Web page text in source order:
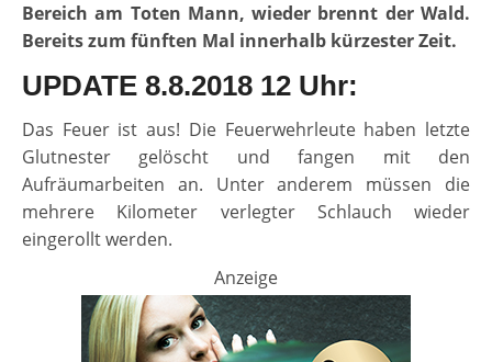
Bereich am Toten Mann, wieder brennt der Wald.
Bereits zum fünften Mal innerhalb kürzester Zeit.
UPDATE 8.8.2018 12 Uhr:
Das Feuer ist aus! Die Feuerwehrleute haben letzte
Glutnester gelöscht und fangen mit den
Aufräumarbeiten an. Unter anderem müssen die
mehrere Kilometer verlegter Schlauch wieder
eingerollt werden.
Anzeige